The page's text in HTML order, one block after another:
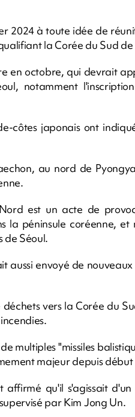
2024 à toute idée de
la Corée du Sud
en octobre, qui devrait
notamment
côtes japonais ont
au nord de
est un acte de
péninsule coréenne, et
Séoul.
aussi envoyé de
vers la Corée du
multiples "missiles
majeur depuis début
qu'il s'agissait d'un
par Kim Jong Un.